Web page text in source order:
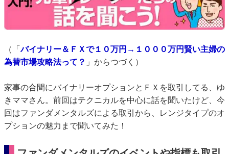
（「バイナリー＆ＦＸで１０万円→１０００万円賢い主婦の
為替市場攻略法って？ 」からつづく）
家事の合間にバイナリーオプションとＦＸを取引してる、ゆ
きママさん。前回はテクニカルを中心に話を聞いたけど、今
回はファンダメンタルズによる取引から、レンジタイプのオ
プションの魅力まで聞いてみた！